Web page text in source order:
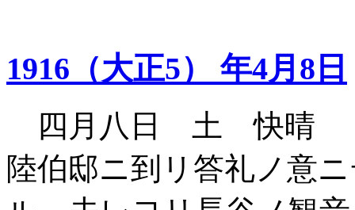
1916（大正5） 年4月8日
四月八日 土 快晴
陸伯邸ニ到リ答礼ノ意